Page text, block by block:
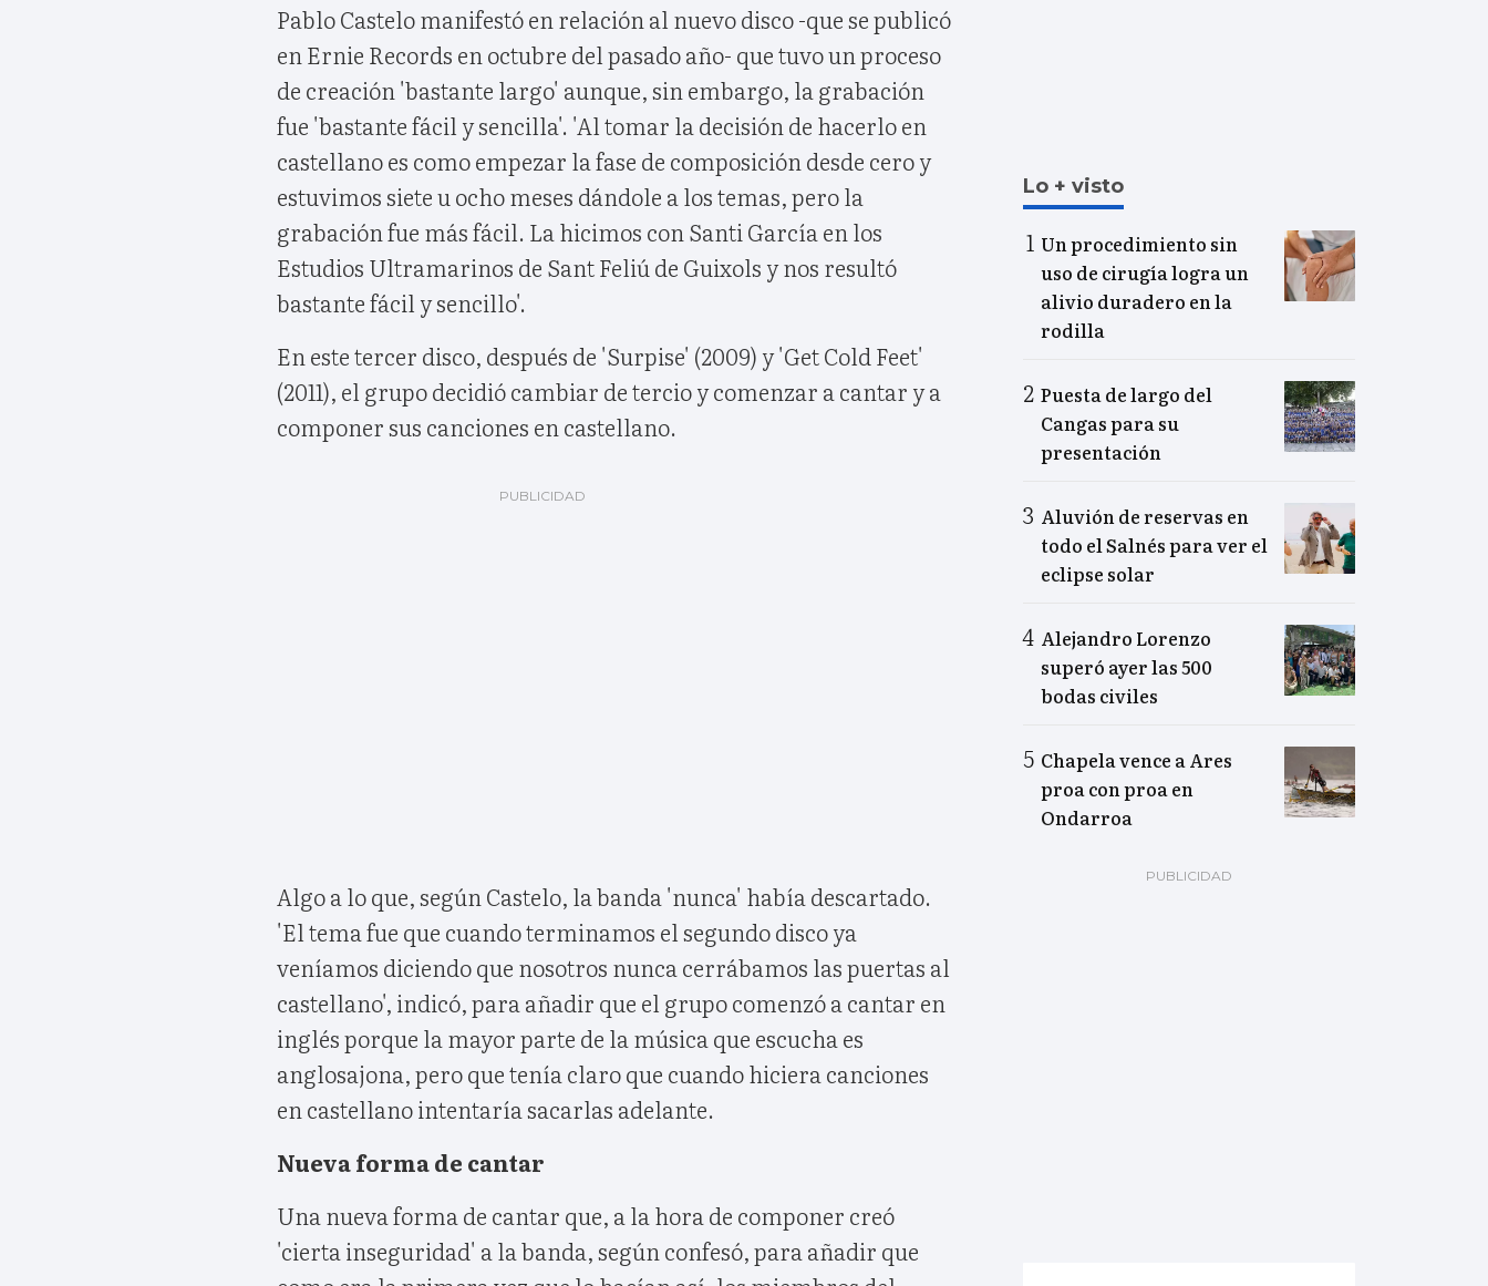
Pablo Castelo manifestó en relación al nuevo disco -que se publicó
en Ernie Records en octubre del pasado año- que tuvo un proceso
de creación 'bastante largo' aunque, sin embargo, la grabación
fue 'bastante fácil y sencilla'. 'Al tomar la decisión de hacerlo en
castellano es como empezar la fase de composición desde cero y
estuvimos siete u ocho meses dándole a los temas, pero la
grabación fue más fácil. La hicimos con Santi García en los
Estudios Ultramarinos de Sant Feliú de Guixols y nos resultó
bastante fácil y sencillo'.
En este tercer disco, después de 'Surpise' (2009) y 'Get Cold Feet'
(2011), el grupo decidió cambiar de tercio y comenzar a cantar y a
componer sus canciones en castellano.
Algo a lo que, según Castelo, la banda 'nunca' había descartado.
'El tema fue que cuando terminamos el segundo disco ya
veníamos diciendo que nosotros nunca cerrábamos las puertas al
castellano', indicó, para añadir que el grupo comenzó a cantar en
inglés porque la mayor parte de la música que escucha es
anglosajona, pero que tenía claro que cuando hiciera canciones
en castellano intentaría sacarlas adelante.
Nueva forma de cantar
Una nueva forma de cantar que, a la hora de componer creó
'cierta inseguridad' a la banda, según confesó, para añadir que
Lo + visto
Un procedimiento sin
uso de cirugía logra un
alivio duradero en la
rodilla
Puesta de largo del
Cangas para su
presentación
Aluvión de reservas en
todo el Salnés para ver el
eclipse solar
Alejandro Lorenzo
superó ayer las 500
bodas civiles
Chapela vence a Ares
proa con proa en
Ondarroa